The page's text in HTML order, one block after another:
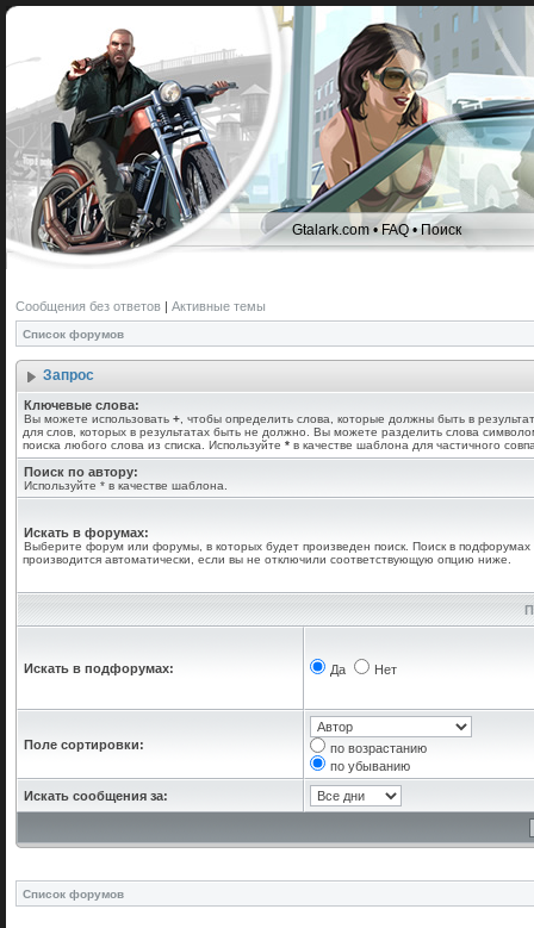
Gtalark.com •FAQ•Поиск
Сообщения без ответов | Активные темы
Список форумов
Запрос
Ключевые слова:
Вы можете использовать + , чтобы определить слова, которые должны быть в
для слов, которых в результатах быть не должно. Вы можете разделить слова
поиска любого слова из списка. Используйте * в качестве шаблона для частичного
Поиск по автору:
Используйте * в качестве шаблона.
Искать в форумах:
Выберите форум или форумы, в которых будет произведен поиск. Поиск в подфорумах
производится автоматически, если вы не отключили соответствующую опцию ниже.
Искать в подфорумах: Да Нет
Поле сортировки:
по возрастанию
по убыванию
Искать сообщения за:
Список форумов